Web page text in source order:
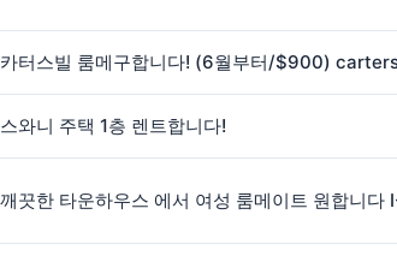
스와니 주택 1층 렌트합니다!